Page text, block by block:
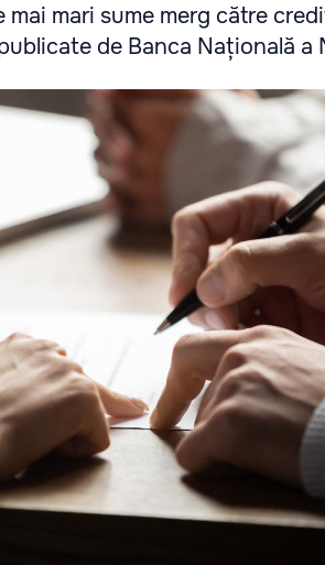
mai mari sume merg către
de Banca Națională a